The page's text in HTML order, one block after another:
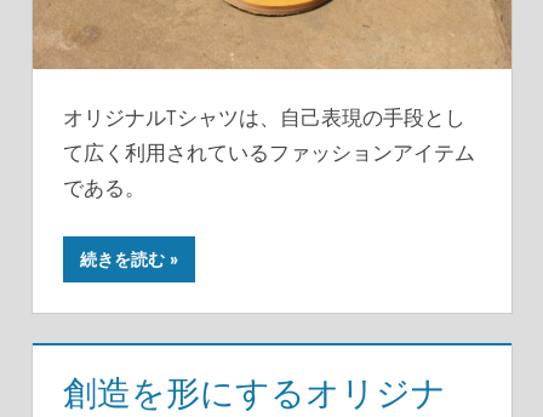
オリジナルTシャツは、自己表現の手段とし
て広く利用されているファッションアイテム
である。
続きを読む
創造を形にするオリジナ